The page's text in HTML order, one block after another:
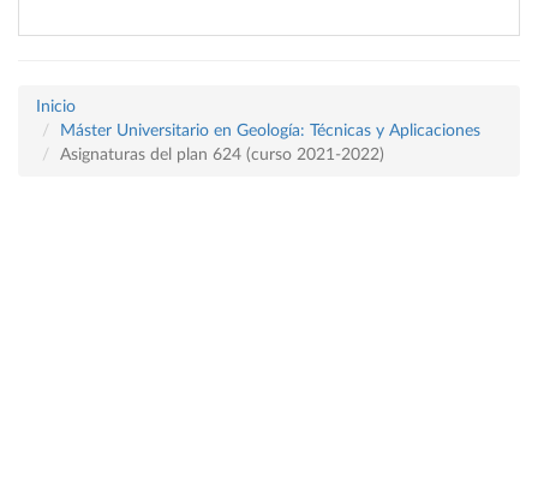
Inicio
Máster Universitario en Geología: Técnicas y Aplicaciones
Asignaturas del plan 624 (curso 2021-2022)